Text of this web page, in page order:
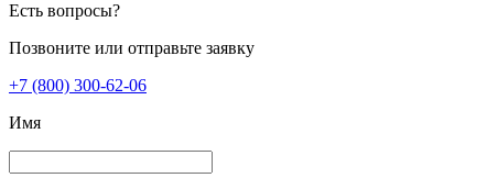
Есть вопросы?
Позвоните или отправьте заявку
+7 (800) 300-62-06
Имя